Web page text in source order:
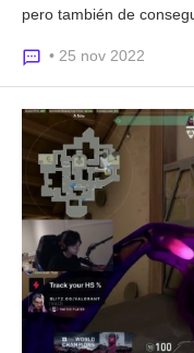
pero también de
• 25 nov 2022